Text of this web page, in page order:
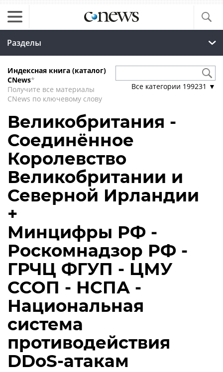
Разделы
Индексная книга (каталог)
CNews*
Получите все материалы
CNews по ключевому слову
Все категории 199231 ▼
Великобритания -
Соединённое
Королевство
Великобритании и
Северной Ирландии
+
Минцифры РФ -
Роскомнадзор РФ -
ГРЧЦ ФГУП - ЦМУ
ССОП - НСПА -
Национальная
система
противодействия
DDoS-атакам